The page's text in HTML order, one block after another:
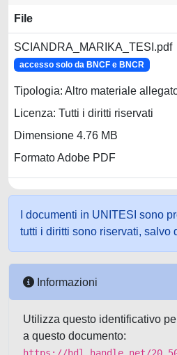
File
SCIANDRA_MARIKA_TESI.pdf
accesso solo da BNCF e BNCR
Tipologia: Altro materiale
Licenza: Tutti i diritti riservati
Dimensione 4.76 MB
Formato Adobe PDF
I documenti in UNITESI sono
tutti i diritti sono riservati, salvo
Informazioni
Utilizza questo identificativo
a questo documento: